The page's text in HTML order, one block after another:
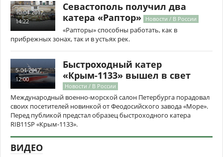
10-04-2017,
14:22
Севастополь получил два
катера «Раптор» Новости / В России
«Рапторы» способны работать, как в
прибрежных зонах, так и в устьях рек.
5-04-2017,
12:00
Быстроходный катер
«Крым-1133» вышел в свет
Новости / В России
Международный военно-морской салон Петербурга порадовал
своих посетителей новинкой от Феодосийского завода «Море».
Перед публикой предстал образец быстроходного катера
RIB11SP «Крым-1133».
ВИДЕО